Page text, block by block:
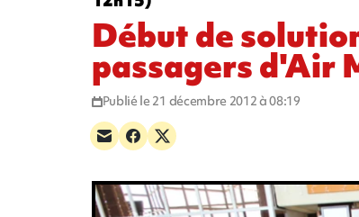
Début de
passagers d'Air
Publié le 21 décembre 2012 à 08:19